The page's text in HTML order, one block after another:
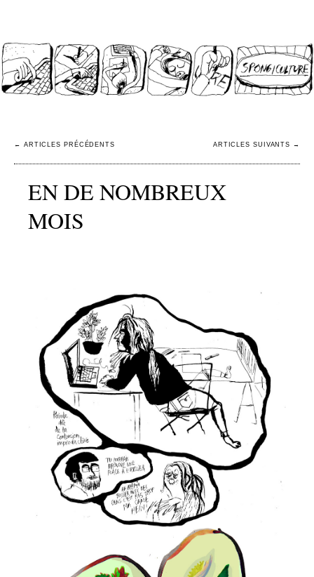
SPONGICULTURE
← ARTICLES PRÉCÉDENTS ARTICLES SUIVANTS →
EN DE NOMBREUX
MOIS